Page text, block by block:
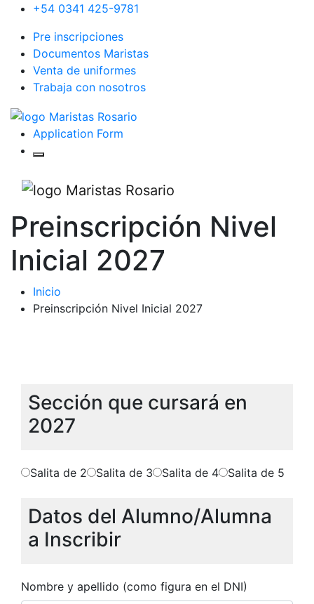
+54 0341 425-9781
Pre inscripciones
Documentos Maristas
Venta de uniformes
Trabaja con nosotros
Application Form
Preinscripción Nivel
Inicial 2027
Inicio
Preinscripción Nivel Inicial 2027
Sección que cursará en
2027
Salita de 2 Salita de 3 Salita de 4 Salita de 5
Datos del Alumno/Alumna
a Inscribir
Nombre y apellido (como figura en el DNI)